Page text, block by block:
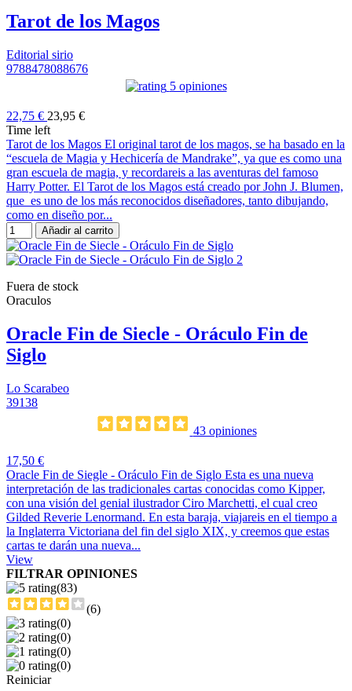
Tarot de los Magos
Editorial sirio
9788478088676
5 opiniones
22,75 € 23,95 €
Time left
Tarot de los Magos El original tarot de los magos, se ha basado en la
“escuela de Magia y Hechicería de Mandrake”, ya que es como una
gran escuela de magia, y recordareis a las aventuras del famoso
Harry Potter. El Tarot de los Magos está creado por John J. Blumen,
que es uno de los más reconocidos diseñadores, tanto dibujando,
como en diseño por...
Añadir al carrito
Fuera de stock
Oraculos
Oracle Fin de Siecle - Oráculo Fin de
Siglo
Lo Scarabeo
39138
43 opiniones
17,50 €
Oracle Fin de Siegle - Oráculo Fin de Siglo Esta es una nueva
interpretación de las tradicionales cartas conocidas como Kipper,
con una visión del genial ilustrador Ciro Marchetti, el cual creo
Gilded Reverie Lenormand. En esta baraja, viajareis en el tiempo a
la Inglaterra Victoriana del fin del siglo XIX, y creemos que estas
cartas te darán una nueva...
View
FILTRAR OPINIONES
(83)
(6)
(0)
(0)
(0)
(0)
Reiniciar